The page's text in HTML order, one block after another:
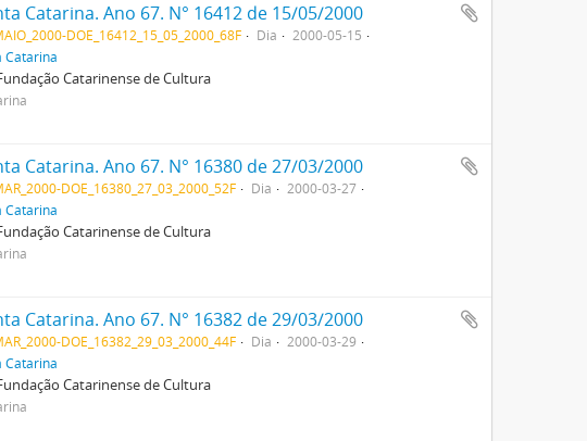
Catarina. Ano 67. N° 16412 de 15/05/2000
DOE_16412_15_05_2000_68F Dia
2000-05-15
Catarina
Catarinense de Cultura
Catarina. Ano 67. N° 16380 de 27/03/2000
DOE_16380_27_03_2000_52F Dia
2000-03-27
Catarina
Catarinense de Cultura
Catarina. Ano 67. N° 16382 de 29/03/2000
DOE_16382_29_03_2000_44F Dia
2000-03-29
Catarina
Catarinense de Cultura